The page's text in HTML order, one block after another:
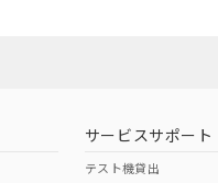
サービスサポート
テスト機貸出